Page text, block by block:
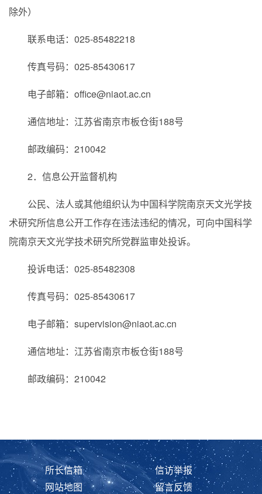
除外）
联系电话：025-85482218
传真号码：025-85430617
电子邮箱：office@niaot.ac.cn
通信地址：江苏省南京市板仓街188号
邮政编码：210042
2．信息公开监督机构
公民、法人或其他组织认为中国科学院南京天文光学技
术研究所信息公开工作存在违法违纪的情况，可向中国科学
院南京天文光学技术研究所党群监审处投诉。
投诉电话：025-85482308
传真号码：025-85430617
电子邮箱：supervision@niaot.ac.cn
通信地址：江苏省南京市板仓街188号
邮政编码：210042
所长信箱
信访举报
网站地图
留言反馈